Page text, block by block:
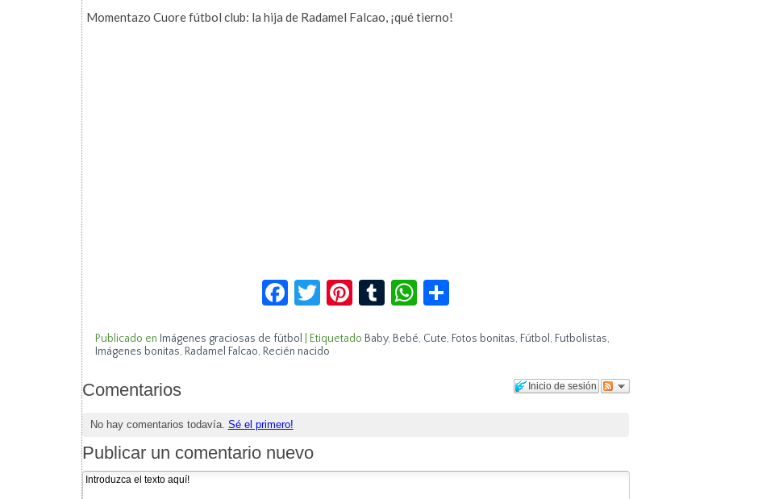
Momentazo Cuore fútbol club: la hija de Radamel Falcao, ¡qué tierno!
Facebook
Twitter
Pinterest
TumblrWhatsApp
Publicado en Imágenes graciosas de fútbol Etiquetado Baby, Bebé, Cute, Fotos bonitas, Fútbol , Futbolistas,
Imágenes bonitas, Radamel Falcao, Recién nacido
Inicio de sesión
Comentarios
No hay comentarios todavía. Sé el primero!
Publicar un comentario nuevo